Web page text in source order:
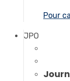
Pour
JPO